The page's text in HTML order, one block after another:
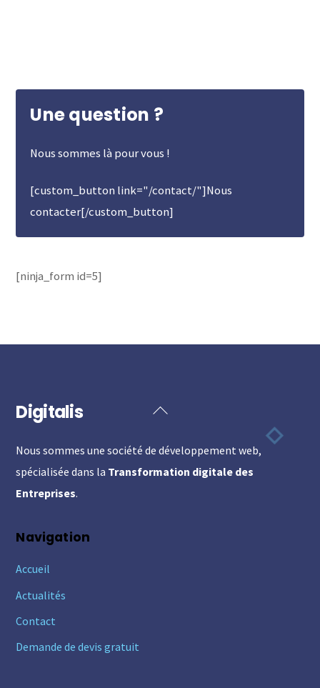
Une question ?
Nous sommes là pour vous !
[custom_button link="/contact/"]Nous
contacter[/custom_button]
[ninja_form id=5]
Back
Top
Digitalis
Nous sommes une société de développement web,
spécialisée dans la Transformation digitale des
Entreprises.
Navigation
Accueil
Actualités
Contact
Demande de devis gratuit